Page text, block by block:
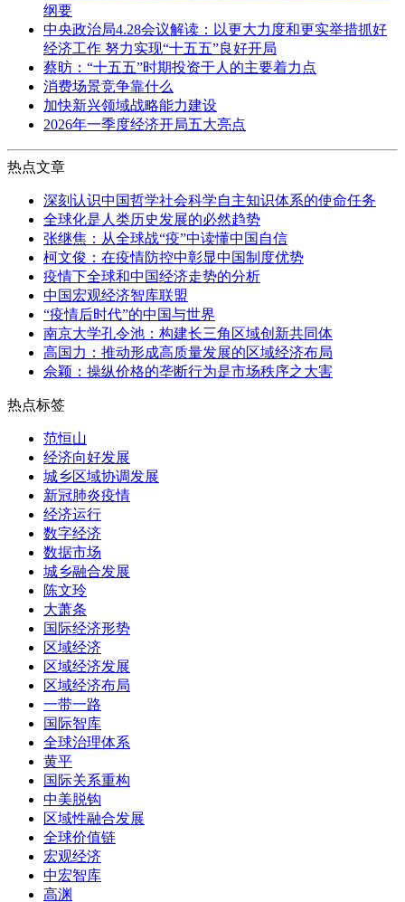
纲要
中央政治局4.28会议解读：以更大力度和更实举措抓好
经济工作 努力实现“十五五”良好开局
蔡昉：“十五五”时期投资于人的主要着力点
消费场景竞争靠什么
加快新兴领域战略能力建设
2026年一季度经济开局五大亮点
热点文章
深刻认识中国哲学社会科学自主知识体系的使命任务
全球化是人类历史发展的必然趋势
张继焦：从全球战“疫”中读懂中国自信
柯文俊：在疫情防控中彰显中国制度优势
疫情下全球和中国经济走势的分析
中国宏观经济智库联盟
“疫情后时代”的中国与世界
南京大学孔令池：构建长三角区域创新共同体
高国力：推动形成高质量发展的区域经济布局
佘颖：操纵价格的垄断行为是市场秩序之大害
热点标签
范恒山
经济向好发展
城乡区域协调发展
新冠肺炎疫情
经济运行
数字经济
数据市场
城乡融合发展
陈文玲
大萧条
国际经济形势
区域经济
区域经济发展
区域经济布局
一带一路
国际智库
全球治理体系
黄平
国际关系重构
中美脱钩
区域性融合发展
全球价值链
宏观经济
中宏智库
高渊